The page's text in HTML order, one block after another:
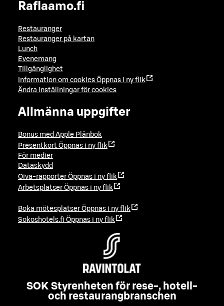
Raflaamo.fi
Restauranger
Restauranger på kartan
Lunch
Evenemang
Tillgänglighet
Information om cookies Öppnas i ny flik
Ändra inställningar för cookies
Allmänna uppgifter
Bonus med Apple Plånbok
Presentkort Öppnas i ny flik
För medier
Dataskydd
Oiva-rapporter Öppnas i ny flik
Arbetsplatser Öppnas i ny flik
Boka mötesplatser Öppnas i ny flik
Sokoshotels.fi Öppnas i ny flik
SOK Styrenheten för rese-, hotell-
och restaurangbranschen